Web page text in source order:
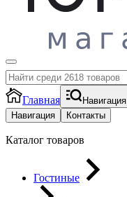
Главная Навигация
Навигация Контакты
Каталог товаров
Гостиные